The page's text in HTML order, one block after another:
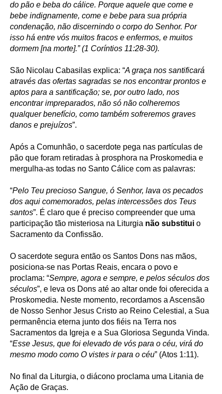
do pão e beba do cálice. Porque aquele que come e
bebe indignamente, come e bebe para sua própria
condenação, não discernindo o corpo do Senhor. Por
isso há entre vós muitos fracos e enfermos, e muitos
dormem [na morte].” (1 Coríntios 11:28-30).
São Nicolau Cabasilas explica: “A graça nos santificará
através das ofertas sagradas se nos encontrar prontos e
aptos para a santificação; se, por outro lado, nos
encontrar impreparados, não só não colheremos
qualquer benefício, como também sofreremos graves
danos e prejuízos”.
Após a Comunhão, o sacerdote pega nas partículas de
pão que foram retiradas à prosphora na Proskomedia e
mergulha-as todas no Santo Cálice com as palavras:
“Pelo Teu precioso Sangue, ó Senhor, lava os pecados
dos aqui comemorados, pelas intercessões dos Teus
santos”. É claro que é preciso compreender que uma
participação tão misteriosa na Liturgia não substitui o
Sacramento da Confissão.
O sacerdote segura então os Santos Dons nas mãos,
posiciona-se nas Portas Reais, encara o povo e
proclama: “Sempre, agora e sempre, e pelos séculos dos
séculos”, e leva os Dons até ao altar onde foi oferecida a
Proskomedia. Neste momento, recordamos a Ascensão
de Nosso Senhor Jesus Cristo ao Reino Celestial, a Sua
permanência eterna junto dos fiéis na Terra nos
Sacramentos da Igreja e a Sua Gloriosa Segunda Vinda.
“Esse Jesus, que foi elevado de vós para o céu, virá do
mesmo modo como O vistes ir para o céu” (Atos 1:11).
No final da Liturgia, o diácono proclama uma Litania de
Ação de Graças.